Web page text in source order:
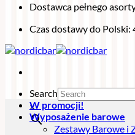
Dostawca pełnego
Czas dostawy do Polski:
Search
×
W promocji!
Wyposażenie barowe
Zestawy Barowe i